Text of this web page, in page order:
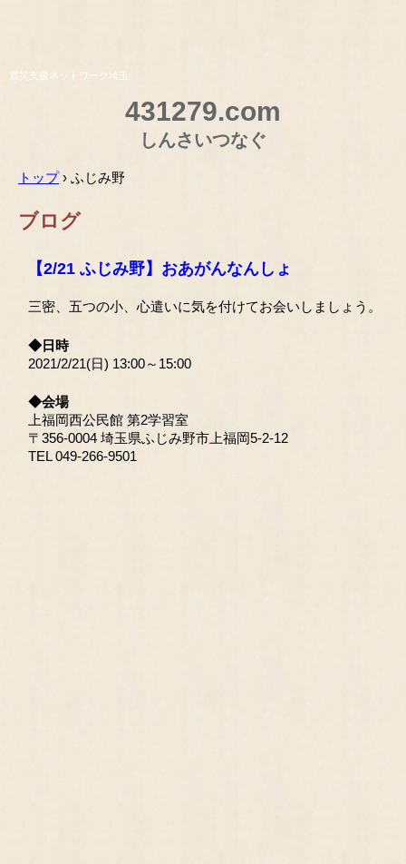
震災支援ネットワーク埼玉
431279.com
しんさいつなぐ
トップ› ふじみ野
ブログ
【2/21 ふじみ野】おあがんなんしょ
三密、五つの小、心遣いに気を付けてお会いしましょう。
◆日時
2021/2/21(日) 13:00～15:00
◆会場
上福岡西公民館 第2学習室
〒356-0004 埼玉県ふじみ野市上福岡5-2-12
TEL 049-266-9501